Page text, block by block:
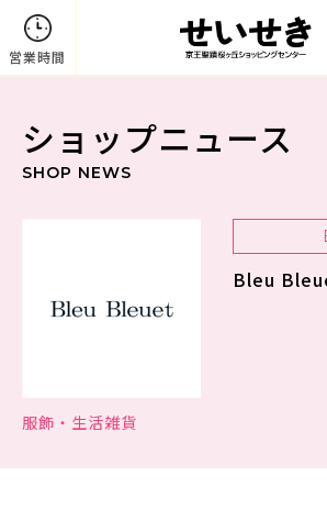
営業時間
ショップニュース
SHOP NEWS
Bleu
服飾・生活雑貨